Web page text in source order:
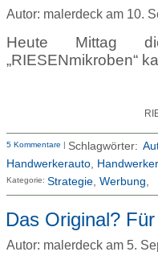
Autor: malerdeck am 10.
Heute Mittag
„RIESENmikroben“
5 Kommentare | Schlagwörter:
Handwerkerauto,
Kategorie: Strategie Werbung
Das Original?
Autor: malerdeck am 5.